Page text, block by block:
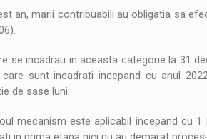
an, marii contribuabili au obligatia sa
se incadrau in aceasta categorie la 31
sunt incadrati incepand cu anul
de sase luni.
mecanism este aplicabil incepand cu